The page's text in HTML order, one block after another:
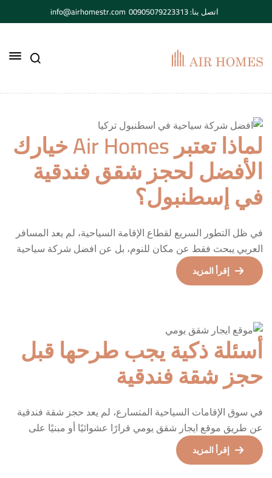
اتصل بنا: 00905079223313 info@airhomestr.com
لماذا تعتبر Air Homes خيارك
الأفضل لحجز شقق فندقية
في إسطنبول؟
في ظل التطور السريع لقطاع الإقامة السياحية، لم يعد المسافر
العربي يبحث فقط عن مكان للنوم، بل عن افضل شركة سياحية
في اسطنبول تركيا و افضل تجربة متكاملة تجمع بين الراحة،
الثقة، الموقع الذكي، والخدمة الاحترافية. ومع كثرة الخيارات
إقرأ المزيد
أسئلة ذكية يجب طرحها قبل
حجز شقة فندقية
في سوق الإقامات السياحية المتسارع، لم يعد حجز شقة فندقية
عن طريق موقع ايجار شقق يومي قرارًا عشوائيًا أو مبنيًا على
الصور والسعر فقط. التجربة الواقعية أثبتت أن جودة الإقامة تبدأ
من الأسئلة التي تطرحها قبل الحجز، لا بعد الوصول. كثير من
إقرأ المزيد